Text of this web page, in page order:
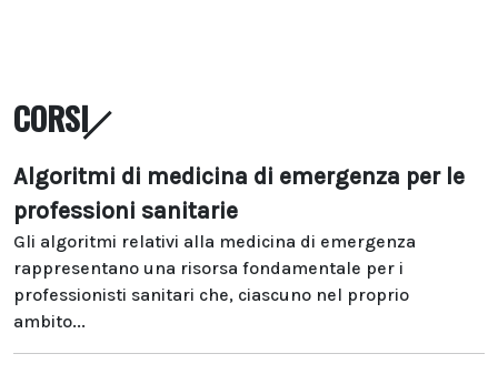
CORSI
Algoritmi di medicina di emergenza per le
professioni sanitarie
Gli algoritmi relativi alla medicina di emergenza
rappresentano una risorsa fondamentale per i
professionisti sanitari che, ciascuno nel proprio
ambito...